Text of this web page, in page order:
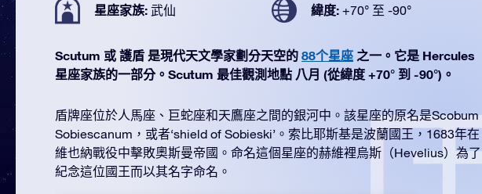
星座家族: 武仙 緯度: +70° 至 -90°
Scutum 或 護盾 是現代天文學家劃分天空的 88个星座 之一。它是 Hercules
星座家族的一部分。Scutum 最佳觀測地點 八月 (從緯度 +70° 到 -90°)。
盾牌座位於人馬座、巨蛇座和天鷹座之間的銀河中。該星座的原名是Scobum
Sobiescanum，或者‘shield of Sobieski’。索比耶斯基是波蘭國王，1683年在
維也納戰役中擊敗奧斯曼帝國。命名這個星座的赫維裡烏斯（Hevelius）為了
紀念這位國王而以其名字命名。